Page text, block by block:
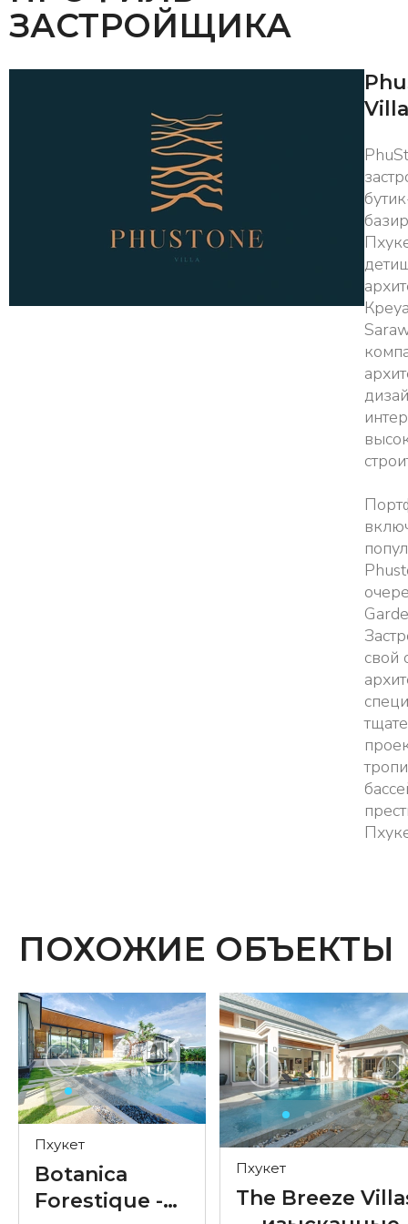
ЗАСТРОЙЩИКА
Villa
свой
ПОХОЖИЕ ОБЪЕКТЫ
Пхукет
Botanica
Forestique -
Пхукет
The Breeze